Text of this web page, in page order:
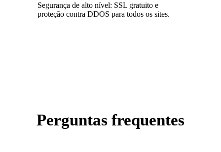
Segurança de alto nível: SSL gratuito e
proteção contra DDOS para todos os sites.
Perguntas frequentes